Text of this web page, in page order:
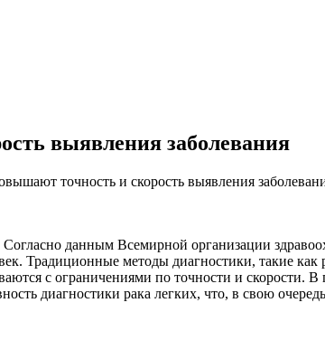
выявления заболевания
точность и скорость выявления
данным Всемирной организации
Традиционные методы диагностики, такие как
с ограничениями по точности и скорости. В
диагностики рака легких, что, в свою